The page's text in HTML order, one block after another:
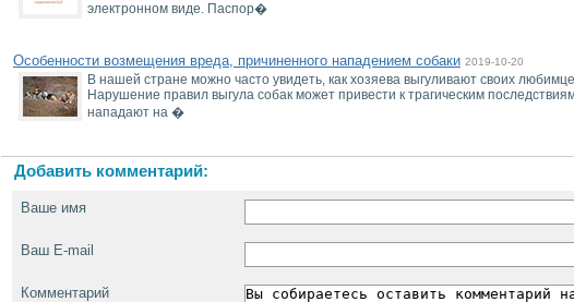
электронном виде. Паспор�
Особенности возмещения вреда, причиненного нападением собаки 2019-10-20
В нашей стране можно часто увидеть, как хозяева выгуливают своих
Нарушение правил выгула собак может привести к трагическим
нападают на �
Добавить комментарий:
Ваше имя
Ваш E-mail
Комментарий